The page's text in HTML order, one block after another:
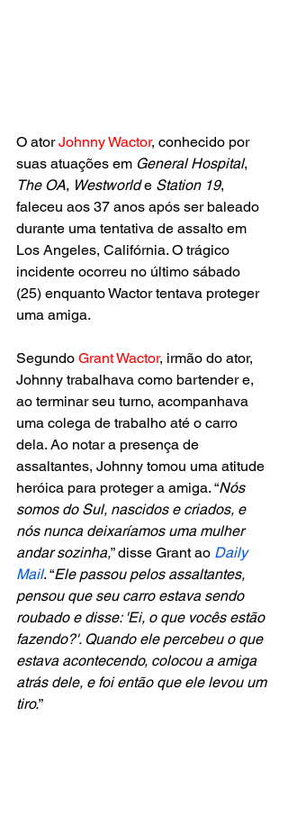
O ator Johnny Wactor, conhecido por
suas atuações em General Hospital,
The OA, Westworld e Station 19,
faleceu aos 37 anos após ser baleado
durante uma tentativa de assalto em
Los Angeles, Califórnia. O trágico
incidente ocorreu no último sábado
(25) enquanto Wactor tentava proteger
uma amiga.
Segundo Grant Wactor, irmão do ator,
Johnny trabalhava como bartender e,
ao terminar seu turno, acompanhava
uma colega de trabalho até o carro
dela. Ao notar a presença de
assaltantes, Johnny tomou uma atitude
heróica para proteger a amiga. “Nós
somos do Sul, nascidos e criados, e
nós nunca deixaríamos uma mulher
andar sozinha,” disse Grant ao Daily
Mail. “Ele passou pelos assaltantes,
pensou que seu carro estava sendo
roubado e disse: 'Ei, o que vocês estão
fazendo?'. Quando ele percebeu o que
estava acontecendo, colocou a amiga
atrás dele, e foi então que ele levou um
tiro.”